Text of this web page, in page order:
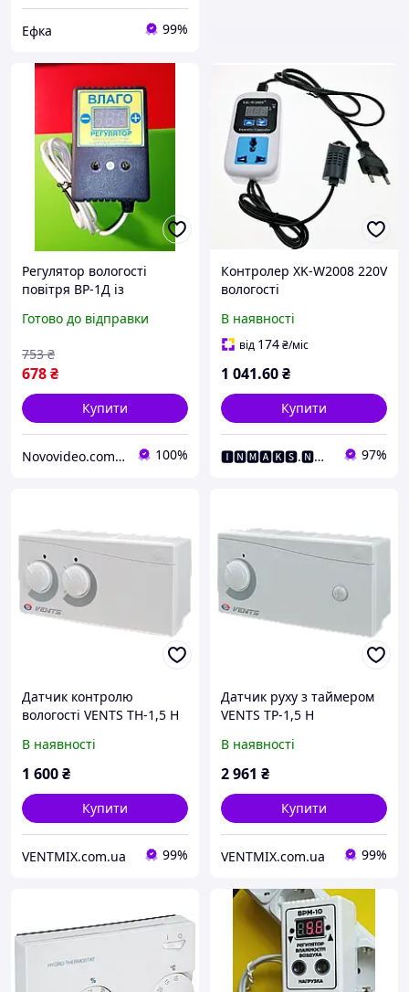
Ефка 99%
Регулятор вологості
повітря ВР-1Д із
інкубатора
Готово до відправки
678₴
753 ₴
Купити
Novovideo.com.ua 100%
Контролер XK-W2008 220V
вологості
В наявності
від 174₴/міс
1 041.60₴
Купити
🅸🅽🅼🅰🅺🆂.🅽🅴🆃 Інтернет Магазин 97%
Датчик контролю
вологості VENTS ТН-1,5 Н
В наявності
1 600₴
Купити
VENTMIX.com.ua 99%
Датчик руху з таймером
VENTS ТР-1,5 Н
В наявності
2 961 ₴
Купити
VENTMIX.com.ua 99%